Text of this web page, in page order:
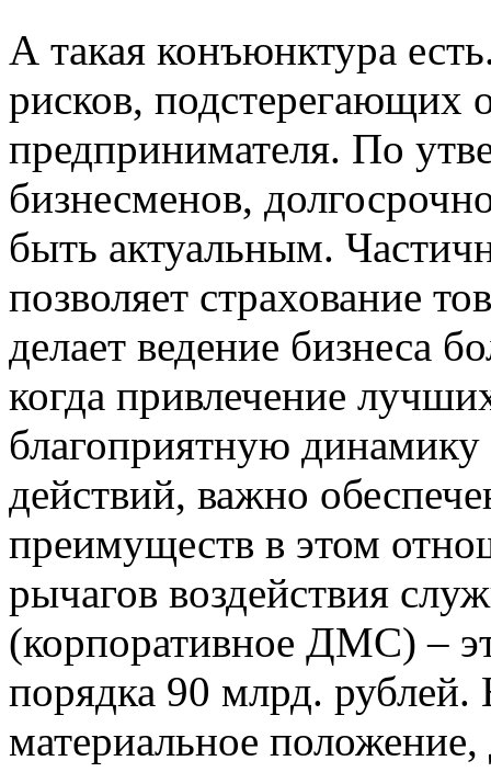
А такая конъюнктура
рисков, подстерегающих
предпринимателя. По
бизнесменов,
быть актуальным.
позволяет страхование
делает ведение бизнеса
когда привлечение
благоприятную
действий, важно
преимуществ в этом
рычагов воздействия
(корпоративное ДМС) –
порядка 90 млрд. рублей.
материальное